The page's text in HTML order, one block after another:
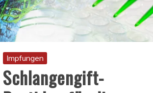
Impfungen
Schlangengift-